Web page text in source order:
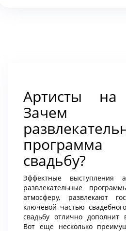
Артисты на
Зачем
свадьбу?
Эффектные выступления
развлекательные
атмосферу, развлекают
ключевой частью
свадьбу отлично дополнит
Вот еще несколько